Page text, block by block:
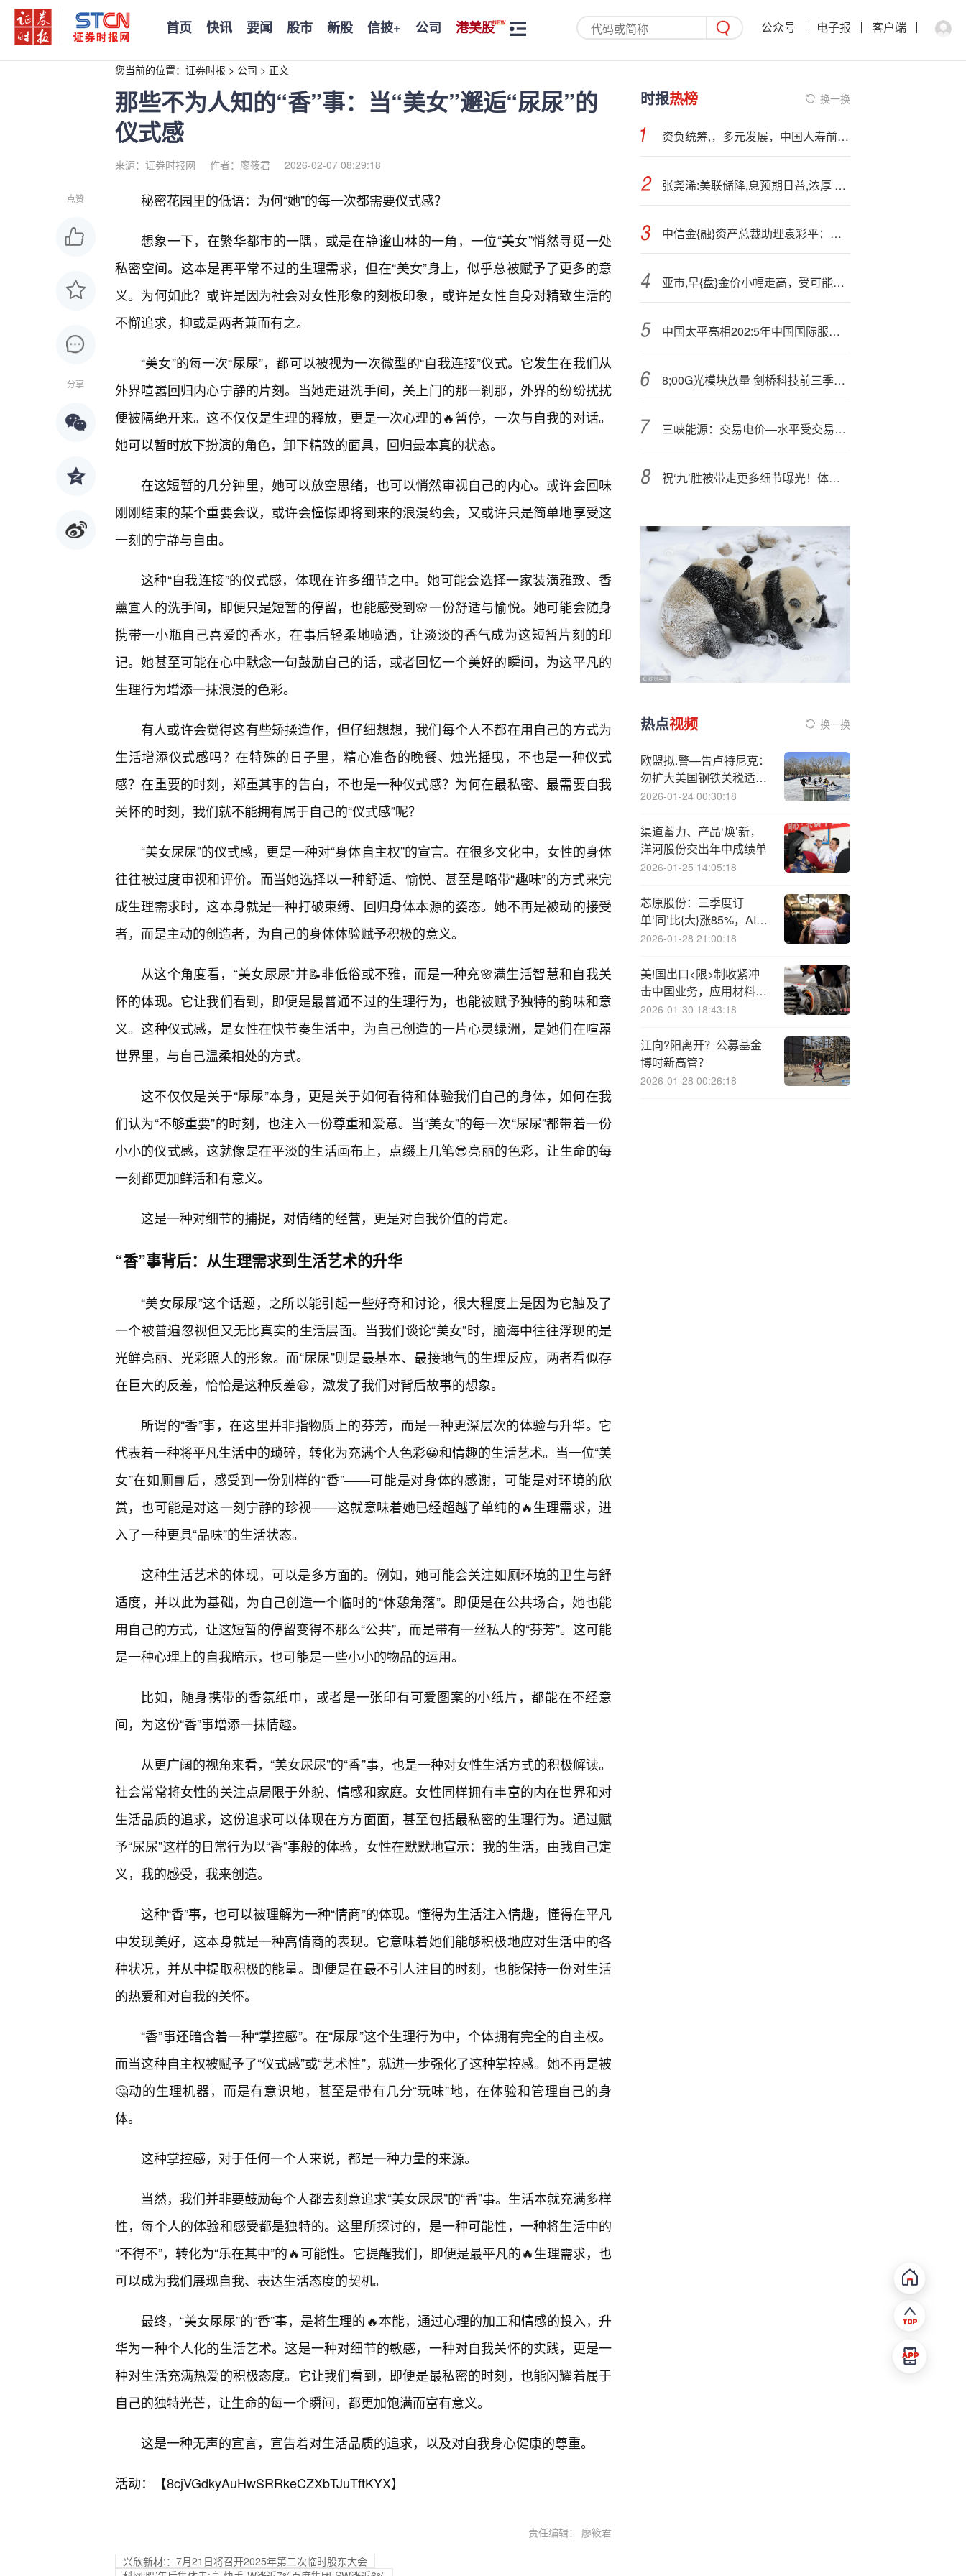
首页 快讯 要闻 股市 新股 信披+ 公司 港美股 公众号 电子报 客户端
您当前的位置： 证券时报 > 公司 > 正文
那些不为人知的“香”事：当“美女”邂逅“尿尿”的
仪式感
来源：证券时报网 作者：廖筱君 2026-02-07 08:29:18
点赞
分享
秘密花园里的低语：为何“她”的每一次都需要仪式感？
想象一下，在繁华都市的一隅，或是在静谧山林的一角，一位“美女”悄然寻觅一处
私密空间。这本是再平常不过的生理需求，但在“美女”身上，似乎总被赋予了更多的意
义。为何如此？或许是因为社会对女性形象的刻板印象，或许是女性自身对精致生活的
不懈追求，抑或是两者兼而有之。
“美女”的每一次“尿尿”，都可以被视为一次微型的“自我连接”仪式。它发生在我们从
外界喧嚣回归内心宁静的片刻。当她走进洗手间，关上门的那一刹那，外界的纷纷扰扰
便被隔绝开来。这不仅仅是生理的释放，更是一次心理的🔥暂停，一次与自我的对话。
她可以暂时放下扮演的角色，卸下精致的面具，回归最本真的状态。
在这短暂的几分钟里，她可以放空思绪，也可以悄然审视自己的内心。或许会回味
刚刚结束的某个重要会议，或许会憧憬即将到来的浪漫约会，又或许只是简单地享受这
一刻的宁静与自由。
这种“自我连接”的仪式感，体现在许多细节之中。她可能会选择一家装潢雅致、香
薰宜人的洗手间，即便只是短暂的停留，也能感受到🌸一份舒适与愉悦。她可能会随身
携带一小瓶自己喜爱的香水，在事后轻柔地喷洒，让淡淡的香气成为这短暂片刻的印
记。她甚至可能在心中默念一句鼓励自己的话，或者回忆一个美好的瞬间，为这平凡的
生理行为增添一抹浪漫的色彩。
有人或许会觉得这有些矫揉造作，但仔细想想，我们每个人不都在用自己的方式为
生活增添仪式感吗？在特殊的日子里，精心准备的晚餐、烛光摇曳，不也是一种仪式
感？在重要的时刻，郑重其事的告白，不也是一种仪式感？为何在最私密、最需要自我
关怀的时刻，我们就不能拥有属于自己的“仪式感”呢？
“美女尿尿”的仪式感，更是一种对“身体自主权”的宣言。在很多文化中，女性的身体
往往被过度审视和评价。而当她选择以一种舒适、愉悦、甚至是略带“趣味”的方式来完
成生理需求时，这本身就是一种打破束缚、回归身体本源的姿态。她不再是被动的接受
者，而是主动的创造者，为自己的身体体验赋予积极的意义。
从这个角度看，“美女尿尿”并📝非低俗或不雅，而是一种充🌸满生活智慧和自我关
怀的体现。它让我们看到，即便是最普通不过的生理行为，也能被赋予独特的韵味和意
义。这种仪式感，是女性在快节奏生活中，为自己创造的一片心灵绿洲，是她们在喧嚣
世界里，与自己温柔相处的方式。
这不仅仅是关于“尿尿”本身，更是关于如何看待和体验我们自己的身体，如何在我
们认为“不够重要”的时刻，也注入一份尊重和爱意。当“美女”的每一次“尿尿”都带着一份
小小的仪式感，这就像是在平淡的生活画布上，点缀上几笔😎亮丽的色彩，让生命的每
一刻都更加鲜活和有意义。
这是一种对细节的捕捉，对情绪的经营，更是对自我价值的肯定。
“香”事背后：从生理需求到生活艺术的升华
“美女尿尿”这个话题，之所以能引起一些好奇和讨论，很大程度上是因为它触及了
一个被普遍忽视但又无比真实的生活层面。当我们谈论“美女”时，脑海中往往浮现的是
光鲜亮丽、光彩照人的形象。而“尿尿”则是最基本、最接地气的生理反应，两者看似存
在巨大的反差，恰恰是这种反差😀，激发了我们对背后故事的想象。
所谓的“香”事，在这里并非指物质上的芬芳，而是一种更深层次的体验与升华。它
代表着一种将平凡生活中的琐碎，转化为充满个人色彩😀和情趣的生活艺术。当一位“美
女”在如厕📘后，感受到一份别样的“香”——可能是对身体的感谢，可能是对环境的欣
赏，也可能是对这一刻宁静的珍视——这就意味着她已经超越了单纯的🔥生理需求，进
入了一种更具“品味”的生活状态。
这种生活艺术的体现，可以是多方面的。例如，她可能会关注如厕环境的卫生与舒
适度，并以此为基础，为自己创造一个临时的“休憩角落”。即便是在公共场合，她也能
用自己的方式，让这短暂的停留变得不那么“公共”，而是带有一丝私人的“芬芳”。这可能
是一种心理上的自我暗示，也可能是一些小小的物品的运用。
比如，随身携带的香氛纸巾，或者是一张印有可爱图案的小纸片，都能在不经意
间，为这份“香”事增添一抹情趣。
从更广阔的视角来看，“美女尿尿”的“香”事，也是一种对女性生活方式的积极解读。
社会常常将女性的关注点局限于外貌、情感和家庭。女性同样拥有丰富的内在世界和对
生活品质的追求，这份追求可以体现在方方面面，甚至包括最私密的生理行为。通过赋
予“尿尿”这样的日常行为以“香”事般的体验，女性在默默地宣示：我的生活，由我自己定
义，我的感受，我来创造。
这种“香”事，也可以被理解为一种“情商”的体现。懂得为生活注入情趣，懂得在平凡
中发现美好，这本身就是一种高情商的表现。它意味着她们能够积极地应对生活中的各
种状况，并从中提取积极的能量。即便是在最不引人注目的时刻，也能保持一份对生活
的热爱和对自我的关怀。
“香”事还暗含着一种“掌控感”。在“尿尿”这个生理行为中，个体拥有完全的自主权。
而当这种自主权被赋予了“仪式感”或“艺术性”，就进一步强化了这种掌控感。她不再是被
🤔动的生理机器，而是有意识地，甚至是带有几分“玩味”地，在体验和管理自己的身
体。
这种掌控感，对于任何一个人来说，都是一种力量的来源。
当然，我们并非要鼓励每个人都去刻意追求“美女尿尿”的“香”事。生活本就充满多样
性，每个人的体验和感受都是独特的。这里所探讨的，是一种可能性，一种将生活中的
“不得不”，转化为“乐在其中”的🔥可能性。它提醒我们，即便是最平凡的🔥生理需求，也
可以成为我们展现自我、表达生活态度的契机。
最终，“美女尿尿”的“香”事，是将生理的🔥本能，通过心理的加工和情感的投入，升
华为一种个人化的生活艺术。这是一种对细节的敏感，一种对自我关怀的实践，更是一
种对生活充满热爱的积极态度。它让我们看到，即便是最私密的时刻，也能闪耀着属于
自己的独特光芒，让生命的每一个瞬间，都更加饱满而富有意义。
这是一种无声的宣言，宣告着对生活品质的追求，以及对自我身心健康的尊重。
活动：【8cjVGdkyAuHwSRRkeCZXbTJuTftKYX】
责任编辑： 廖筱君
兴欣新材:：7月21日将召开2025年第二次临时股东大会
时报热榜 换一换
资负统筹,，多元发展，中国人寿前三季度新业务价值强劲增长41.8%
张尧浠:美联储降,息预期日益,浓厚 金价月内剑指3535
中信金{融}资产总裁助理袁彩平：上半年新增收购中小金融机构不良债权475.28亿元
亚市,早{盘}金价小幅走高，受可能出现技术性反弹提振
中国太平亮相202:5年中国国际服务贸易交易会
8;00G光模块放量 剑桥科技前三季度净利润同比增长70.88%
三峡能源：交易电价—水平受交易政策规则等多种因素影响
祝‘九’胜被带走更多细节曝光！体外金融平台惹祸？
热点视频 换一换
欧盟拟.警—告卢特尼克：
勿扩大美国钢铁关税适用
范围
2026-01-24 00:30:18
渠道蓄力、产品‘焕’新，
洋河股份交出年中成绩单
2026-01-25 14:05:18
芯原股份：三季度订
单‘同’比{大}涨85%，AI算
力订单占比64%
2026-01-28 21:00:18
美!国出口<限>制收紧冲
击中国业务，应用材料盘
前下跌6%
2026-01-30 18:43:18
江向?阳离开？公募基金
博时新高管？
2026-01-28 00:26:18